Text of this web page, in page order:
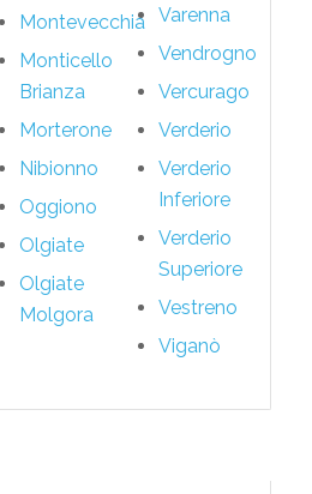
Montevecchia
Monticello
Brianza
Morterone
Nibionno
Oggiono
Olgiate
Olgiate
Molgora
Varenna
Vendrogno
Vercurago
Verderio
Verderio
Inferiore
Verderio
Superiore
Vestreno
Viganò